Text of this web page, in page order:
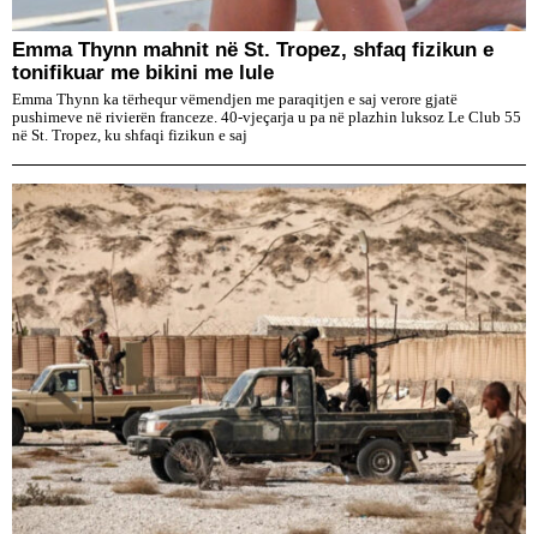
Emma Thynn mahnit në St. Tropez, shfaq fizikun e
tonifikuar me bikini me lule
Emma Thynn ka tërhequr vëmendjen me paraqitjen e saj verore gjatë
pushimeve në rivierën franceze. 40-vjeçarja u pa në plazhin luksoz Le Club 55
në St. Tropez, ku shfaqi fizikun e saj